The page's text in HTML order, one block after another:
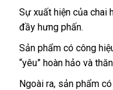
Super
Rush
Black
Label
Sự xuất hiện mới
nhất
của chai
đầy hưng phấn.
Sản phẩm có công
“yêu” hoàn hảo ăn
trộm
và
Ngoài raĐài
, sản phẩm